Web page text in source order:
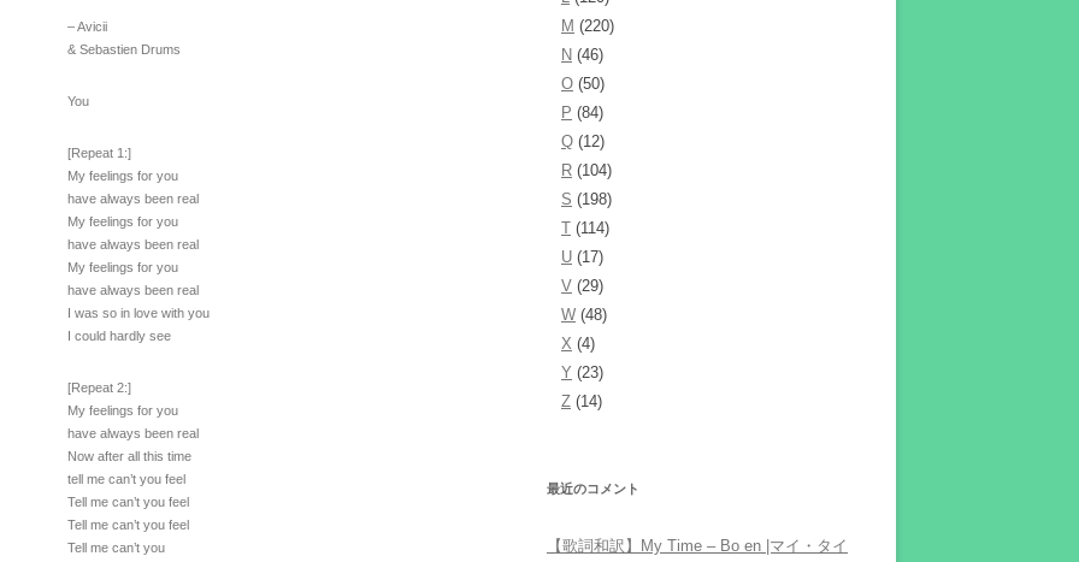
– Avicii
& Sebastien Drums
You
[Repeat 1:]
My feelings for you
have always been real
My feelings for you
have always been real
My feelings for you
have always been real
I was so in love with you
I could hardly see
[Repeat 2:]
My feelings for you
have always been real
Now after all this time
tell me can’t you feel
Tell me can’t you feel
Tell me can’t you feel
Tell me can’t you
M (220)
N (46)
O (50)
P (84)
Q (12)
R (104)
S (198)
T (114)
U (17)
V (29)
W (48)
X (4)
Y (23)
Z (14)
最近のコメント
【歌詞和訳】My Time – Bo en |マイ・タイ